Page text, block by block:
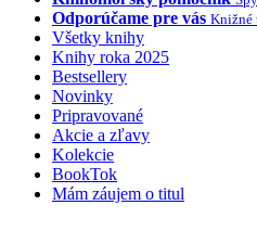
Odporúčame pre vás Knižné
Všetky knihy
Knihy roka 2025
Bestsellery
Novinky
Pripravované
Akcie a zľavy
Kolekcie
BookTok
Mám záujem o titul